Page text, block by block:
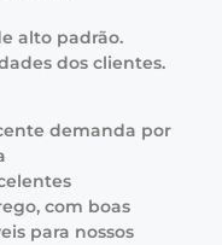
alto padrão.
dos clientes.
demanda por
com boas
para nossos